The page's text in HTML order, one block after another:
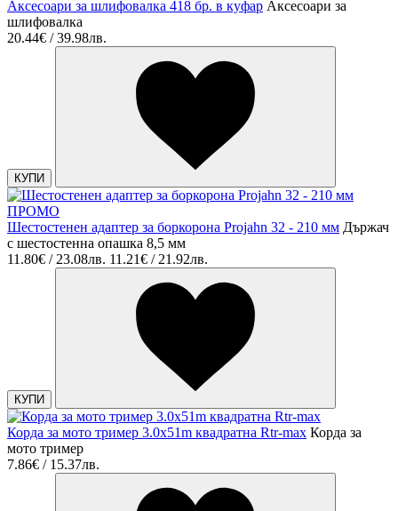
Аксесоари за шлифовалка 418 бр. в куфар Аксесоари за
шлифовалка
20.44€ / 39.98лв.
КУПИ
ПРОМО
Шестостенен адаптер за боркорона Projahn 32 - 210 мм Държач
с шестостенна опашка 8,5 мм
11.80€ / 23.08лв. 11.21€ / 21.92лв.
КУПИ
Корда за мото тример 3.0x51m квадратна Rtr-max Корда за
мото тример
7.86€ / 15.37лв.